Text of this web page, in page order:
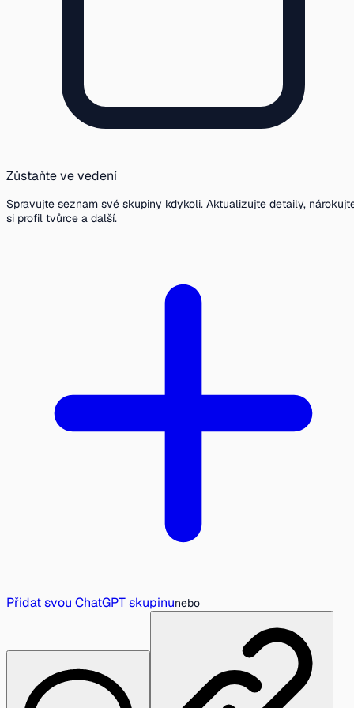
Zůstaňte ve vedení
Spravujte seznam své skupiny kdykoli. Aktualizujte detaily,
si profil tvůrce a další.
Přidat svou ChatGPT skupinunebo